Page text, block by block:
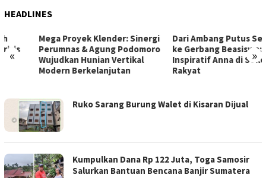
HEADLINES
« »
Mega Proyek Klender: Sinergi
Perumnas & Agung Podomoro
Wujudkan Hunian Vertikal
Modern Berkelanjutan
Dari Ambang Putus Sekolah
ke Gerbang Beasiswa: Kisah
Inspiratif Anna di Sekolah
MEDIA
KOTAKITA
Ruko Sarang Burung Walet di Kisaran Dijual
Kumpulkan Dana Rp 122 Juta, Toga Samosir
Salurkan Bantuan Bencana Banjir Sumatera